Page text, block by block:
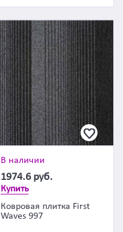
В наличии
1974.6 руб.
Купить
Ковровая плитка First
Waves 997